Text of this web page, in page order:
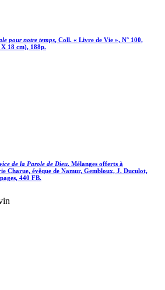
pour notre temps, Coll. « Livre de Vie », N° 100,
18 cm), 188p.
de la Parole de Dieu. Mélanges offerts à
Charue, évêque de Namur, Gembloux, J. Duculot,
440 FB.